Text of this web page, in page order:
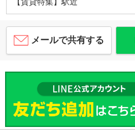
【賃貸特集】駅近
メールで共有する